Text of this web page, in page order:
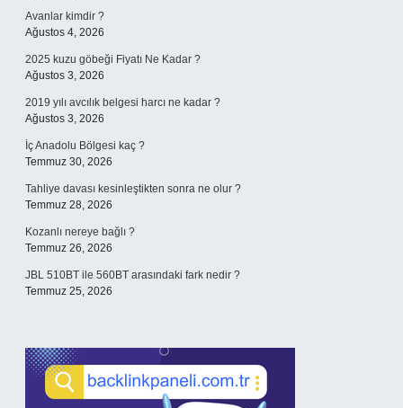
Avanlar kimdir ?
Ağustos 4, 2026
2025 kuzu göbeği Fiyatı Ne Kadar ?
Ağustos 3, 2026
2019 yılı avcılık belgesi harcı ne kadar ?
Ağustos 3, 2026
İç Anadolu Bölgesi kaç ?
Temmuz 30, 2026
Tahliye davası kesinleştikten sonra ne olur ?
Temmuz 28, 2026
Kozanlı nereye bağlı ?
Temmuz 26, 2026
JBL 510BT ile 560BT arasındaki fark nedir ?
Temmuz 25, 2026